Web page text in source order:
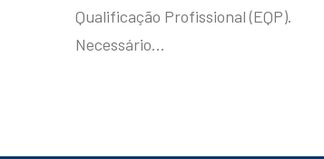
Qualificação Profissional (EQP).
Necessário…